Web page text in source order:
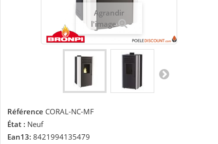
Agrandir
l'image
Référence CORAL-NC-MF
État : Neuf
Ean13: 8421994135479